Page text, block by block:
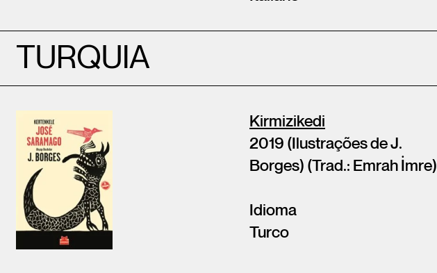
TURQUIA
Kirmizikedi
2019 (Ilustrações de J.
Borges) (Trad.: Emrah İmre)
Idioma
Turco